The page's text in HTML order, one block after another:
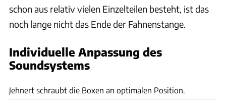
schon aus relativ vielen Einzelteilen besteht, ist das
noch lange nicht das Ende der Fahnenstange.
Individuelle Anpassung des
Soundsystems
Jehnert schraubt die Boxen an optimalen Position.